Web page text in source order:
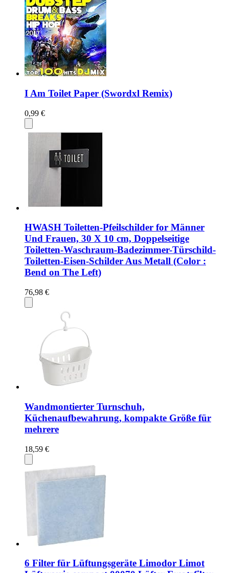
I Am Toilet Paper (Swordxl Remix)
0,99 €
HWASH Toiletten-Pfeilschilder for Männer
Und Frauen, 30 X 10 cm, Doppelseitige
Toiletten-Waschraum-Badezimmer-Türschild-
Toiletten-Eisen-Schilder Aus Metall (Color :
Bend on The Left)
76,98 €
Wandmontierter Turnschuh,
Küchenaufbewahrung, kompakte Größe für
mehrere
18,59 €
6 Filter für Lüftungsgeräte Limodor Limot